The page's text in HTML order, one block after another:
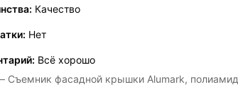
Качество
Нет
Всё хорошо
Съемник фасадной крышки Alumark,